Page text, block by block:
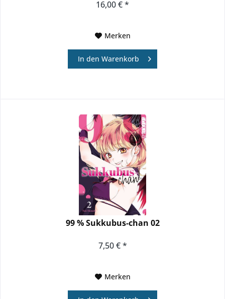
16,00 € *
Merken
In den Warenkorb
99 % Sukkubus-chan 02
7,50 € *
Merken